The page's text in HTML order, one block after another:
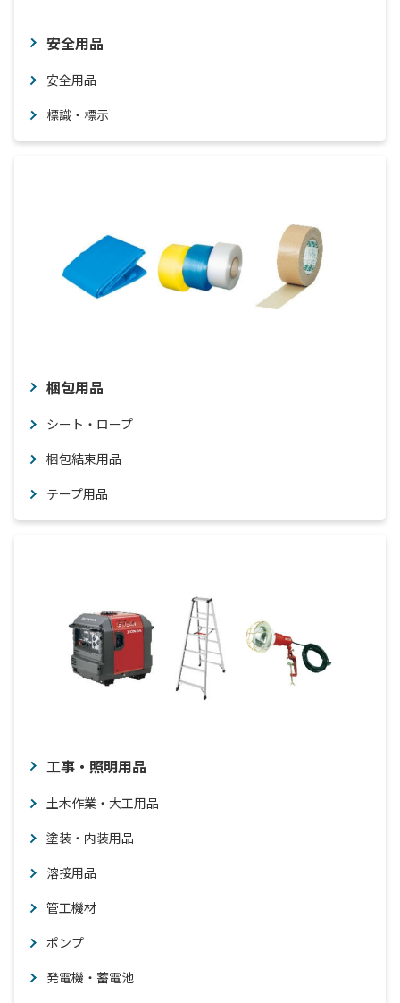
安全用品
安全用品
標識・標示
梱包用品
シート・ロープ
梱包結束用品
テープ用品
工事・照明用品
土木作業・大工用品
塗装・内装用品
溶接用品
管工機材
ポンプ
発電機・蓄電池